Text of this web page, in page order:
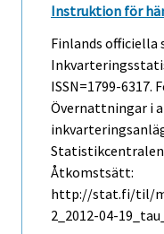
Instruktion för
Finlands officiella
ISSN=1799-6317.
Övernattningar i
Statistikcentralen
Åtkomstsätt:
http://stat.fi/til/
2_2012-04-